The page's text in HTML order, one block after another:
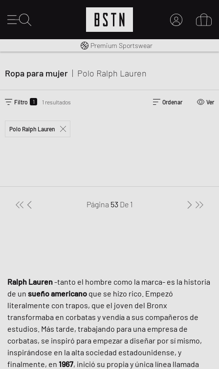
Envío gratuito a España desde € 100
Premium Sportswear
Ropa para mujer | Polo Ralph Lauren
Filtro 1 1 resultados Ordenar Ver
Polo Ralph Lauren
Página 53 De 1
Ralph Lauren-tanto el hombre como la marca- es la historia
de un sueño americano que se hizo rico. Empezó
literalmente con trapos, que el joven del Bronx
transformaba en corbatas y vendía a sus compañeros de
estudios. Más tarde, trabajando para una empresa de
corbatas, se inspiró para empezar a diseñar por sí mismo,
inspirándose en la alta sociedad estadounidense, y
finalmente, en 1967, inició su propia y única línea llamada